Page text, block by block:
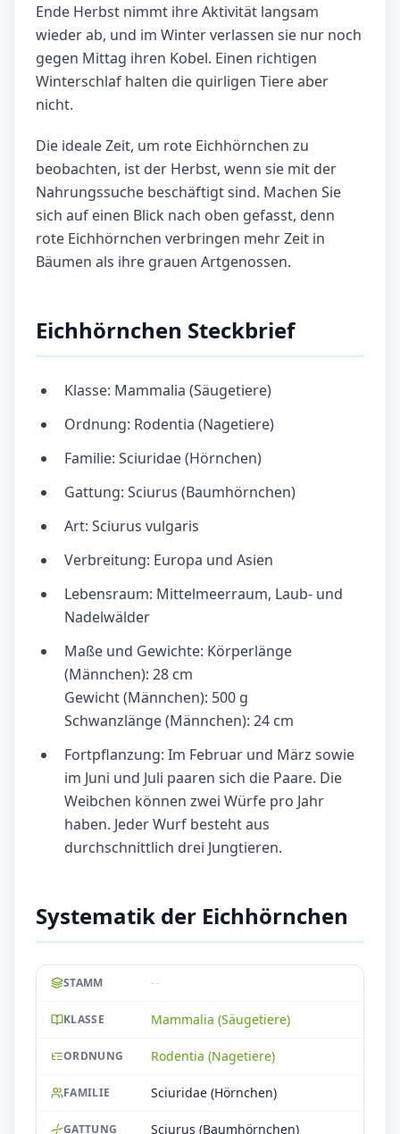
Ende Herbst nimmt ihre Aktivität langsam
wieder ab, und im Winter verlassen sie nur noch
gegen Mittag ihren Kobel. Einen richtigen
Winterschlaf halten die quirligen Tiere aber
nicht.
Die ideale Zeit, um rote Eichhörnchen zu
beobachten, ist der Herbst, wenn sie mit der
Nahrungssuche beschäftigt sind. Machen Sie
sich auf einen Blick nach oben gefasst, denn
rote Eichhörnchen verbringen mehr Zeit in
Bäumen als ihre grauen Artgenossen.
Eichhörnchen Steckbrief
Klasse: Mammalia (Säugetiere)
Ordnung: Rodentia (Nagetiere)
Familie: Sciuridae (Hörnchen)
Gattung: Sciurus (Baumhörnchen)
Art: Sciurus vulgaris
Verbreitung: Europa und Asien
Lebensraum: Mittelmeerraum, Laub- und
Nadelwälder
Maße und Gewichte: Körperlänge
(Männchen): 28 cm
Gewicht (Männchen): 500 g
Schwanzlänge (Männchen): 24 cm
Fortpflanzung: Im Februar und März sowie
im Juni und Juli paaren sich die Paare. Die
Weibchen können zwei Würfe pro Jahr
haben. Jeder Wurf besteht aus
durchschnittlich drei Jungtieren.
Systematik der Eichhörnchen
STAMM --
KLASSE Mammalia (Säugetiere)
ORDNUNG Rodentia (Nagetiere)
FAMILIE Sciuridae (Hörnchen)
GATTUNG Sciurus (Baumhörnchen)